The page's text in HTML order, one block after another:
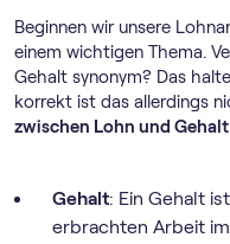
Beginnen wir unsere
einem wichtigen Thema.
Gehalt synonym? Das
korrekt ist das allerdings
zwischen Lohn und Gehalt
Gehalt: Ein Gehalt
erbrachten Arbeit